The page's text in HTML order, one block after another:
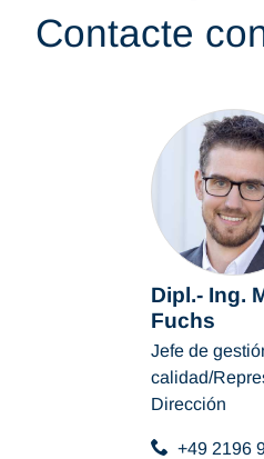
Contacte
Dipl.- Ing.
Fuchs
Jefe de
calidad/
Dirección
+49 2196